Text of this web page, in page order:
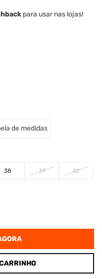
para usar nas lojas!
de medidas
38 39 40